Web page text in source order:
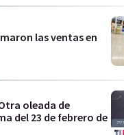
las ventas en
oleada de
del 23 de febrero de